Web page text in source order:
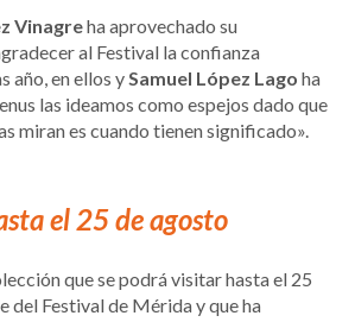
Vinagreha aprovechado su
al Festival la confianza
año, en ellos ySamuel López Lago ha
las ideamos como espejos dado que
miran es cuando tienen significado».
el 25 de agosto
que se podrá visitar hasta el 25
del Festival de Mérida y que ha